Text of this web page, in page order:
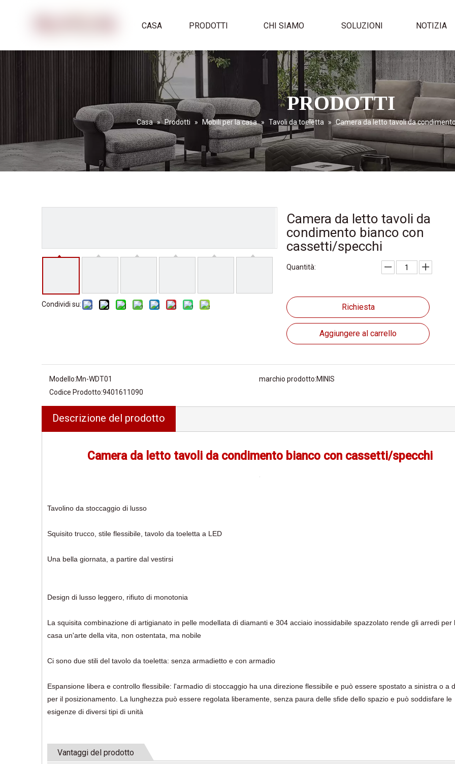
CASA PRODOTTI CHI SIAMO SOLUZIONI NOTIZIA
PRODOTTI
Casa » Prodotti » Mobili per la casa » Tavoli da toeletta » Camera da letto tavoli da
Condividi su:
Camera da letto tavoli da
condimento bianco con
cassetti/specchi
Quantità:
Richiesta
Aggiungere al carrello
Modello:Mn-WDT01 marchio prodotto:MINIS
Codice Prodotto:9401611090
Descrizione del prodotto
Camera da letto tavoli da condimento bianco con cassetti/specchi
Tavolino da stoccaggio di lusso
Squisito trucco, stile flessibile, tavolo da toeletta a LED
Una bella giornata, a partire dal vestirsi
Design di lusso leggero, rifiuto di monotonia
La squisita combinazione di artigianato in pelle modellata di diamanti e 304 acciaio inossidabile spazzolato rende gli arredi per
casa un'arte della vita, non ostentata, ma nobile
Ci sono due stili del tavolo da toeletta: senza armadietto e con armadio
Espansione libera e controllo flessibile: l'armadio di stoccaggio ha una direzione flessibile e può essere spostato a sinistra o a
per il posizionamento. La lunghezza può essere regolata liberamente, senza paura delle sfide dello spazio e può soddisfare le
esigenze di diversi tipi di unità
Vantaggi del prodotto